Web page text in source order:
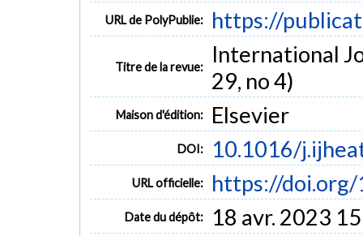
URL de PolyPublie: https://
Titre de la revue:
International
29, no 4)
Maison d'édition: Elsevier
DOI: 10.1016/
URL officielle: https://
Date du dépôt: 18 avr. 2023